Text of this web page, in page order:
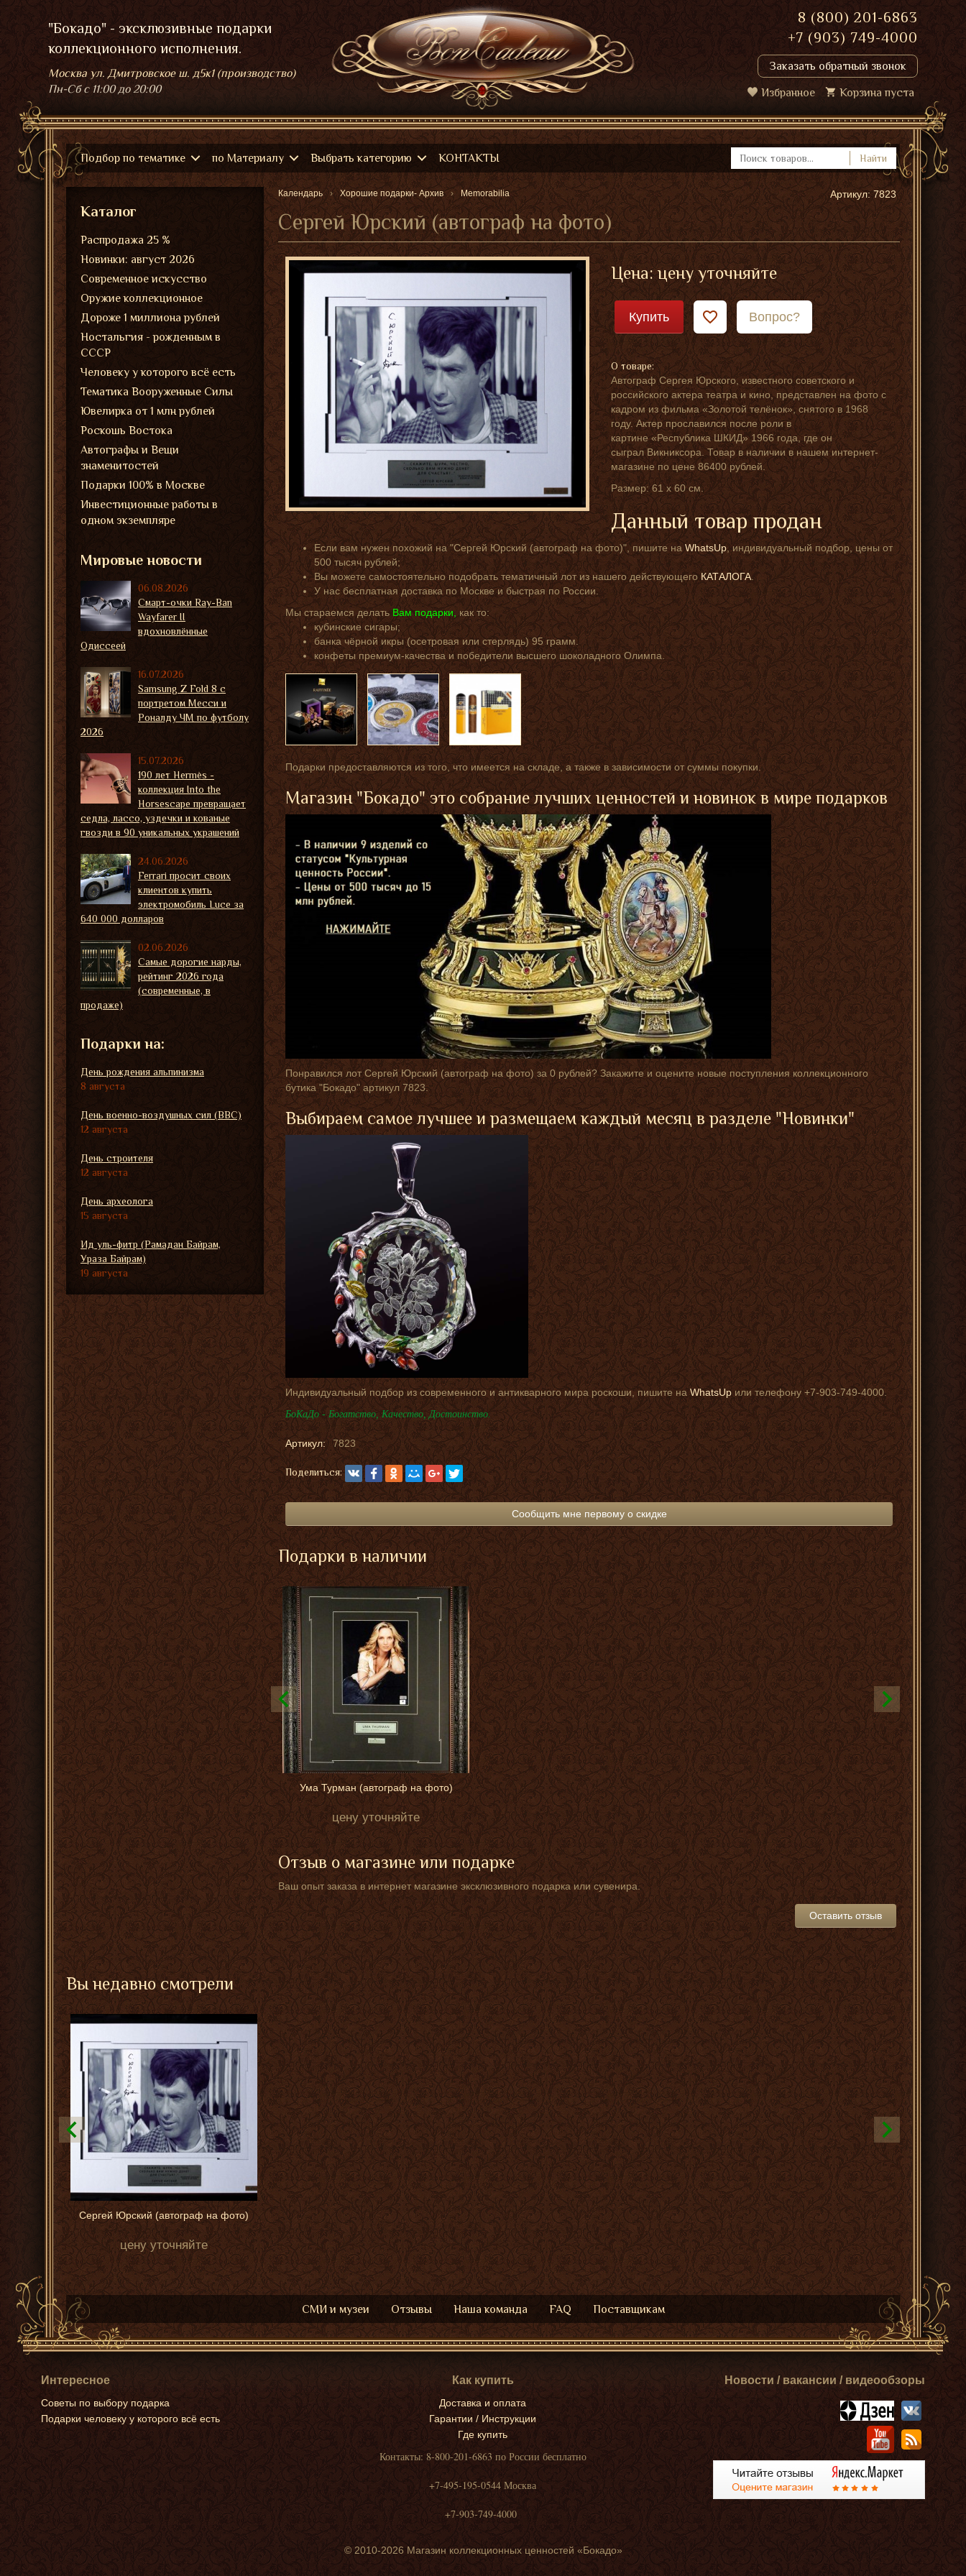
"Бокадо" - эксклюзивные подарки
коллекционного исполнения.
Москва ул. Дмитровское ш. д5к1 (производство)
Пн-Сбс 11:00 до 20:00
8 (800) 201-6863
+7 (903) 749-4000
Заказать обратный звонок
Избранное Корзина пуста
Подбор по тематике по Материалу Выбрать категорию КОНТАКТЫ Найти
Календарь Хорошие подарки- Архив Memorabilia
Сергей Юрский (автограф на фото)
Артикул: 7823
Цена: цену уточняйте
Купить Вопрос?
О товаре:
Автограф Сергея Юрского, известного советского и
российского актера театра и кино, представлен на фото с
кадром из фильма «Золотой телёнок», снятого в 1968
году. Актер прославился после роли в
картине «Республика ШКИД» 1966 года, где он
сыграл Викниксора. Товар в наличии в нашем интернет-
магазине по цене 86400 рублей.
Размер: 61 х 60 см.
Данный товар продан
Если вам нужен похожий на "Сергей Юрский (автограф на фото)", пишите на WhatsUp, индивидуальный подбор, цены от
500 тысяч рублей;
Вы можете самостоятельно подобрать тематичный лот из нашего действующегоКАТАЛОГА.
У нас бесплатная доставка по Москве и быстрая по России.
Мы стараемся делатьВам подарки, как то:
кубинские сигары;
банка чёрной икры (осетровая или стерлядь) 95 грамм.
конфеты премиум-качества и победители высшего шоколадного Олимпа.
Подарки предоставляются из того, что имеется на складе, а также в зависимости от суммы покупки.
Магазин "Бокадо" это собрание лучших ценностей и новинок в мире подарков
Понравился лот Сергей Юрский (автограф на фото) за 0 рублей? Закажите и оцените новые поступления коллекционного
бутика "Бокадо" артикул 7823.
Выбираем самое лучшее и размещаем каждый месяц в разделе "Новинки"
Индивидуальный подбор из современного и антикварного мира роскоши, пишите наWhatsUpили телефону +7-903-749-4000.
БоКаДо - Богатство, Качество, Достоинство.
Артикул: 7823
Поделиться:
Сообщить мне первому о скидке
Подарки в наличии
Ума Турман (автограф на фото)
цену уточняйте
Отзыв о магазине или подарке
Ваш опыт заказа в интернет магазине эксклюзивного подарка или сувенира.
Оставить отзыв
Каталог
Распродажа 25 %
Новинки: август 2026
Современное искусство
Оружие коллекционное
Дороже 1 миллиона рублей
Ностальгия - рожденным в
СССР
Человеку у которого всё есть
Тематика Вооруженные Силы
Ювелирка от 1 млн рублей
Роскошь Востока
Автографы и Вещи
знаменитостей
Подарки 100% в Москве
Инвестиционные работы в
одном экземпляре
Мировые новости
06.08.2026
Смарт-очки Ray-Ban
Wayfarer II
вдохновлённые
Одиссеей
16.07.2026
Samsung Z Fold 8 с
портретом Месси и
Роналду ЧМ по футболу
2026
15.07.2026
190 лет Hermès -
коллекция Into the
Horsescape превращает
седла, лассо, уздечки и кованые
гвозди в 90 уникальных украшений
24.06.2026
Ferrari просит своих
клиентов купить
электромобиль Luce за
640 000 долларов
02.06.2026
Самые дорогие нарды,
рейтинг 2026 года
(современные, в
продаже)
Подарки на:
День рождения альпинизма
8 августа
День военно-воздушных сил (ВВС)
12 августа
День строителя
12 августа
День археолога
15 августа
Ид уль-фитр (Рамадан Байрам,
Ураза Байрам)
19 августа
Вы недавно смотрели
Сергей Юрский (автограф на фото)
цену уточняйте
СМИ и музеи Отзывы Наша команда FAQ Поставщикам
Интересное
Советы по выбору подарка
Подарки человеку у которого всё есть
Как купить
Доставка и оплата
Гарантии / Инструкции
Где купить
Контакты: 8-800-201-6863 по России бесплатно
+7-495-195-0544 Москва
+7-903-749-4000
Новости / вакансии / видеообзоры
© 2010-2026 Магазин коллекционных ценностей «Бокадо»